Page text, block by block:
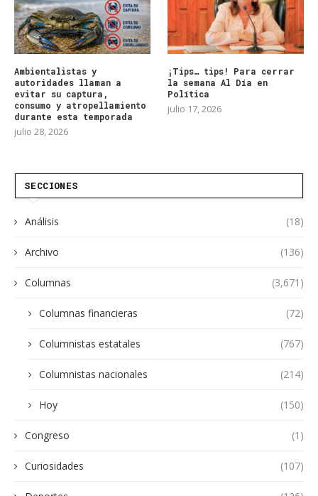
Ambientalistas y
autoridades llaman a
evitar su captura,
consumo y atropellamiento
durante esta temporada
julio 28, 2026
¡Tips… tips! Para cerrar
la semana Al Día en
Política
julio 17, 2026
SECCIONES
Análisis (18)
Archivo (136)
Columnas (3,671)
Columnas financieras (72)
Columnistas estatales (767)
Columnistas nacionales (214)
Hoy (150)
Congreso (1)
Curiosidades (107)